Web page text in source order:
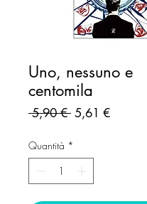
Uno, nessuno e
centomila
5,90 € Prezzo
5,61 €Prezzo
Quantità *